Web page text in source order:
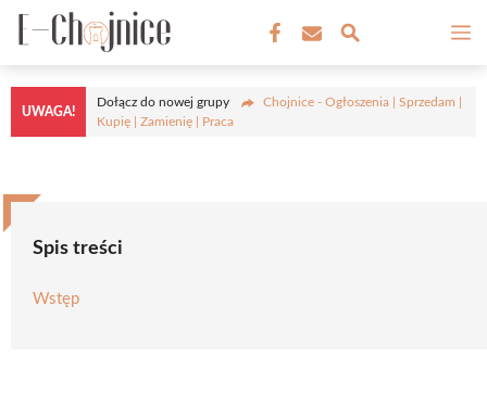
Przejdź
treści
UWAGA!
Dołącz do nowej grupy
Chojnice - Ogłoszenia | Sprzedam |
Kupię | Zamienię | Praca
Spis treści
Wstęp